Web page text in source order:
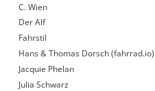
C. Wien
Der Alf
Fahrstil
Hans & Thomas Dorsch (fahrrad.io)
Jacquie Phelan
Julia Schwarz